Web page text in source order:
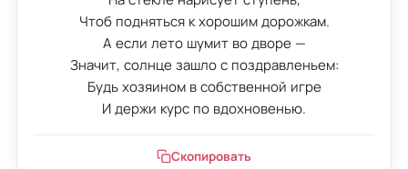
Чтоб подняться к хорошим дорожкам.
А если лето шумит во дворе —
Значит, солнце зашло с поздравленьем:
Будь хозяином в собственной игре
И держи курс по вдохновенью.
Скопировать